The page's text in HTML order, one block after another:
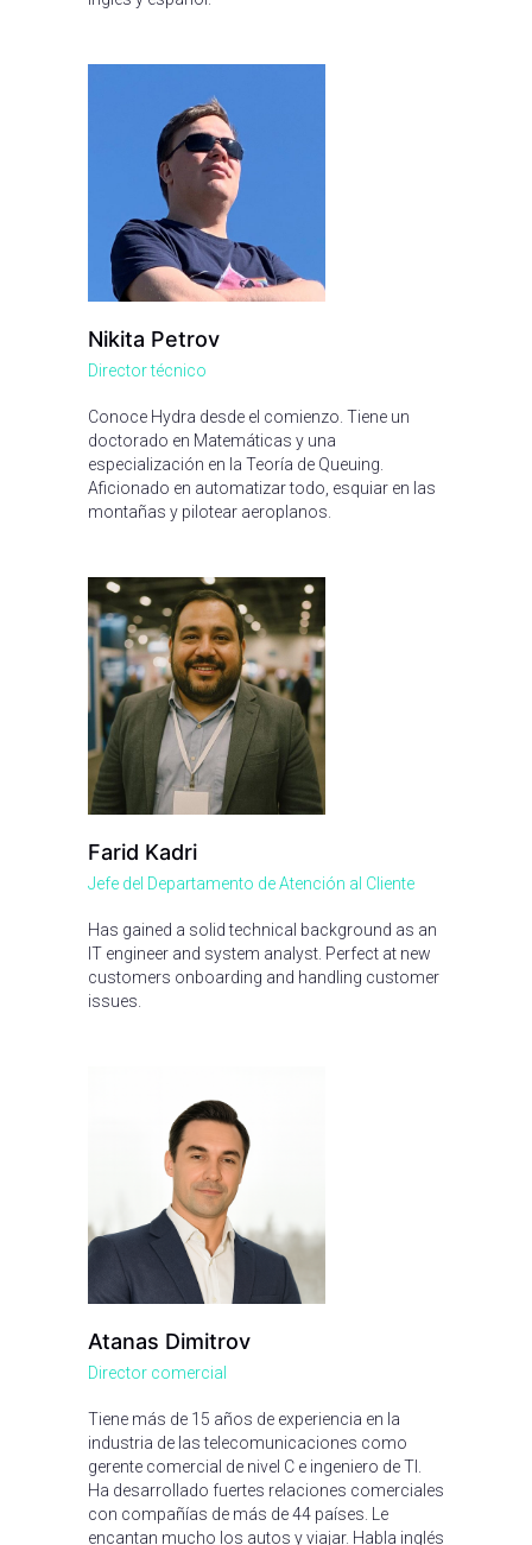
Nikita Petrov
Director técnico
Сonoce Hydra desde el comienzo. Tiene un
doctorado en Matemáticas y una
especialización en la Teoría de Queuing.
Aficionado en automatizar todo, esquiar en las
montañas y pilotear aeroplanos.
Farid Kadri
Jefe del Departamento de Atención al Cliente
Has gained a solid technical background as an
IT engineer and system analyst. Perfect at new
customers onboarding and handling customer
issues.
Atanas Dimitrov
Director comercial
Tiene más de 15 años de experiencia en la
industria de las telecomunicaciones como
gerente comercial de nivel C e ingeniero de TI.
Ha desarrollado fuertes relaciones comerciales
con compañías de más de 44 países. Le
encantan mucho los autos y viajar. Habla inglés